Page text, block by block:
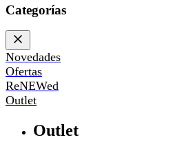
Categorías
Novedades
Ofertas
ReNEWed
Outlet
Outlet